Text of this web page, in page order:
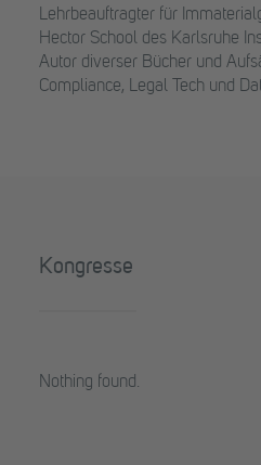
Lehrbeauftragter für
Hector School des Karlsruhe
Autor diverser Bücher und
Compliance, Legal Tech und
Kongresse
Nothing found.